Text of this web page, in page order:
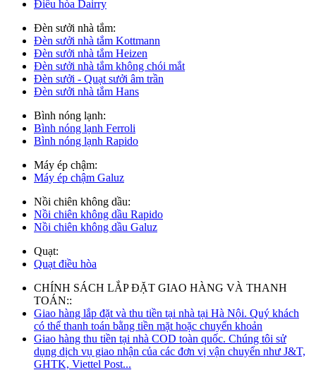
Điều hòa Dairry
Đèn sưởi nhà tắm:
Đèn sưởi nhà tắm Kottmann
Đèn sưởi nhà tắm Heizen
Đèn sưởi nhà tắm không chói mắt
Đèn sưởi - Quạt sưởi âm trần
Đèn sưởi nhà tắm Hans
Bình nóng lạnh:
Bình nóng lạnh Ferroli
Bình nóng lạnh Rapido
Máy ép chậm:
Máy ép chậm Galuz
Nồi chiên không dầu:
Nồi chiên không dầu Rapido
Nồi chiên không dầu Galuz
Quạt:
Quạt điều hòa
CHÍNH SÁCH LẮP ĐẶT GIAO HÀNG VÀ THANH
TOÁN::
Giao hàng lắp đặt và thu tiền tại nhà tại Hà Nội. Quý khách
có thể thanh toán bằng tiền mặt hoặc chuyển khoản
Giao hàng thu tiền tại nhà COD toàn quốc. Chúng tôi sử
dụng dịch vụ giao nhận của các đơn vị vận chuyển như J&T,
GHTK, Viettel Post...